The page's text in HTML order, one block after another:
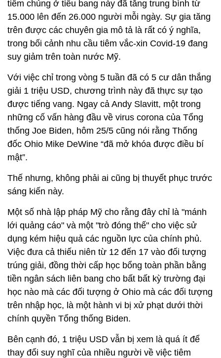
tiêm chủng ở tiểu bang này đã tăng trung bình từ
15.000 lên đến 26.000 người mỗi ngày. Sự gia tăng
trên được các chuyên gia mô tả là rất có ý nghĩa,
trong bối cảnh nhu cầu tiêm vắc-xin Covid-19 đang
suy giảm trên toàn nước Mỹ.
Với việc chỉ trong vòng 5 tuần đã có 5 cư dân thắng
giải 1 triệu USD, chương trình này đã thực sự tạo
được tiếng vang. Ngay cả Andy Slavitt, một trong
những cố vấn hàng đầu về virus corona của Tổng
thống Joe Biden, hôm 25/5 cũng nói rằng Thống
đốc Ohio Mike DeWine “đã mở khóa được điều bí
mật”.
Thế nhưng, không phải ai cũng bị thuyết phục trước
sáng kiến này.
Một số nhà lập pháp Mỹ cho rằng đây chỉ là "mánh
lới quảng cáo" và một "trò đóng thế" cho việc sử
dụng kém hiệu quả các nguồn lực của chính phủ.
Việc đưa cả thiếu niên từ 12 đến 17 vào đối tượng
trúng giải, đồng thời cấp học bổng toàn phần bằng
tiền ngân sách liên bang cho bất bất kỳ trường đại
học nào mà các đối tượng ở Ohio mà các đối tượng
trên nhập học, là một hành vi bị xử phạt dưới thời
chính quyền Tổng thống Biden.
Bên cạnh đó, 1 triệu USD vẫn bị xem là quá ít để
thay đổi suy nghĩ của nhiều người về việc tiêm